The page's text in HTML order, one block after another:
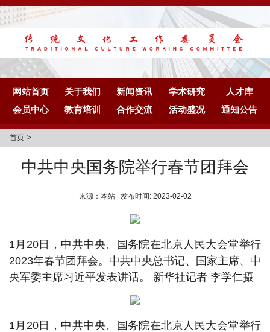
网站首页 关于我们 新闻资讯 学术研究
人才库
会员中心
教育培训 合作交流 活动盛况 通知公告
首页 >
中共中央国务院举行春节团拜会
来源：本站 发布时间: 2023-02-02
1月20日，中共中央、国务院在北京人民大会堂举行
2023年春节团拜会。中共中央总书记、国家主席、中
央军委主席习近平发表讲话。 新华社记者 李学仁摄
1月20日，中共中央、国务院在北京人民大会堂举行